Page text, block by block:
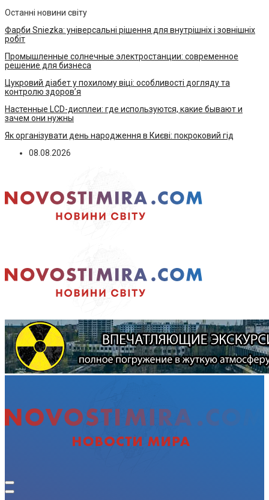
Останні новини світу
Фарби Sniezka: універсальні рішення для внутрішніх і зовнішніх
робіт
Промышленные солнечные электростанции: современное
решение для бизнеса
Цукровий діабет у похилому віці: особливості догляду та
контролю здоров’я
Настенные LCD-дисплеи: где используются, какие бывают и
зачем они нужны
Як організувати день народження в Києві: покроковий гід
08.08.2026